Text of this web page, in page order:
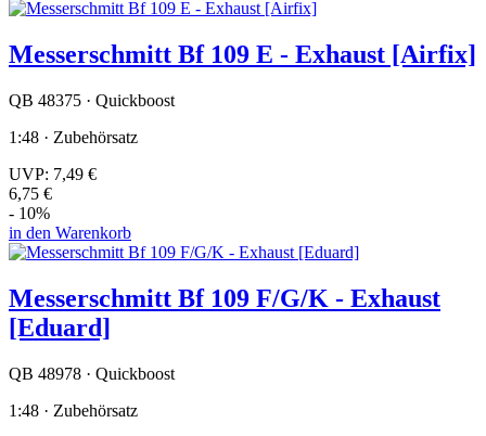
Messerschmitt Bf 109 E - Exhaust [Airfix]
QB 48375 · Quickboost
1:48 · Zubehörsatz
UVP: 7,49 €
6,75 €
- 10%
in den Warenkorb
Messerschmitt Bf 109 F/G/K - Exhaust
[Eduard]
QB 48978 · Quickboost
1:48 · Zubehörsatz